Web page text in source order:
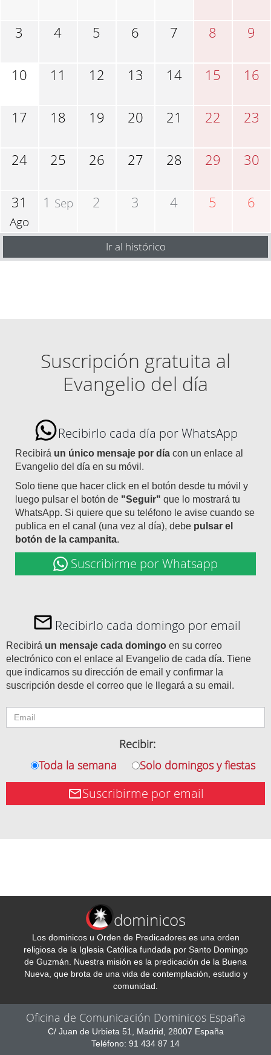
3 4 5 6 7 8 9
10 11 12 13 14 15 16
17 18 19 20 21 22 23
24 25 26 27 28 29 30
31
Ago
1 Sep 2 3 4 5 6
Ir al histórico
Suscripción gratuita al
Evangelio del día
Recibirlo cada día por WhatsApp
Recibirá un único mensaje por día con un enlace al
Evangelio del día en su móvil.
Solo tiene que hacer click en el botón desde tu móvil y
luego pulsar el botón de "Seguir" que lo mostrará tu
WhatsApp. Si quiere que su teléfono le avise cuando se
publica en el canal (una vez al día), debe pulsar el
botón de la campanita.
Suscribirme por Whatsapp
Recibirlo cada domingo por email
Recibirá un mensaje cada domingo en su correo
electrónico con el enlace al Evangelio de cada día. Tiene
que indicarnos su dirección de email y confirmar la
suscripción desde el correo que le llegará a su email.
Recibir:
Toda la semana
Solo domingos y fiestas
Suscribirme por email
dominicos
Los dominicos u Orden de Predicadores es una orden
religiosa de la Iglesia Católica fundada por Santo Domingo
de Guzmán. Nuestra misión es la predicación de la Buena
Nueva, que brota de una vida de contemplación, estudio y
comunidad.
Oficina de Comunicación Dominicos España
C/ Juan de Urbieta 51, Madrid, 28007 España
Teléfono: 91 434 87 14